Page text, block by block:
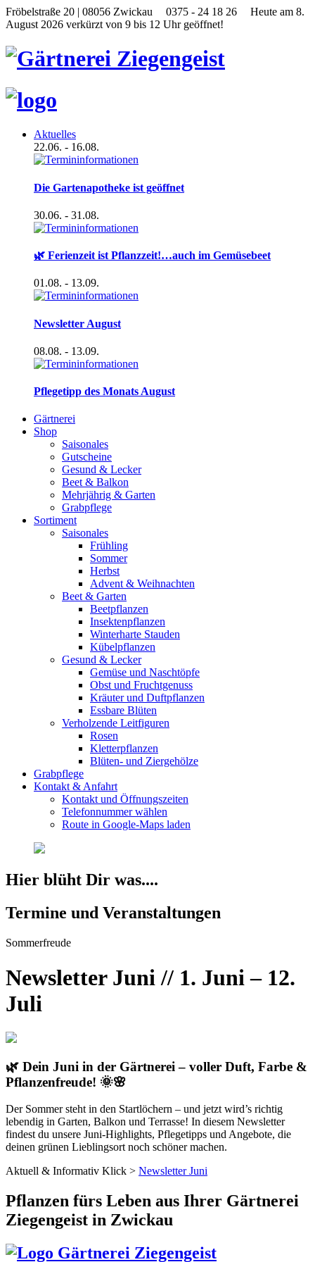
Fröbelstraße 20 | 08056 Zwickau 0375 - 24 18 26
Heute am 8.
August 2026 verkürzt von 9 bis 12 Uhr geöffnet!
Aktuelles
22.06. - 16.08.
Die Gartenapotheke ist geöffnet
30.06. - 31.08.
🌿 Ferienzeit ist Pflanzzeit!…auch im Gemüsebeet
01.08. - 13.09.
Newsletter August
08.08. - 13.09.
Pflegetipp des Monats August
Gärtnerei
Shop
Saisonales
Gutscheine
Gesund & Lecker
Beet & Balkon
Mehrjährig & Garten
Grabpflege
Sortiment
Saisonales
Frühling
Sommer
Herbst
Advent & Weihnachten
Beet & Garten
Beetpflanzen
Insektenpflanzen
Winterharte Stauden
Kübelpflanzen
Gesund & Lecker
Gemüse und Naschtöpfe
Obst und Fruchtgenuss
Kräuter und Duftpflanzen
Essbare Blüten
Verholzende Leitfiguren
Rosen
Kletterpflanzen
Blüten- und Ziergehölze
Grabpflege
Kontakt & Anfahrt
Kontakt und Öffnungszeiten
Telefonnummer wählen
Route in Google-Maps laden
Hier blüht Dir was....
Termine und Veranstaltungen
Sommerfreude
Newsletter Juni // 1. Juni – 12.
Juli
🌿 Dein Juni in der Gärtnerei – voller Duft, Farbe &
Pflanzenfreude! 🌞🌸
Der Sommer steht in den Startlöchern – und jetzt wird’s richtig
lebendig in Garten, Balkon und Terrasse! In diesem Newsletter
findest du unsere Juni-Highlights, Pflegetipps und Angebote, die
deinen grünen Lieblingsort noch schöner machen.
Aktuell & Informativ Klick > Newsletter Juni
Pflanzen fürs Leben aus Ihrer Gärtnerei
Ziegengeist in Zwickau